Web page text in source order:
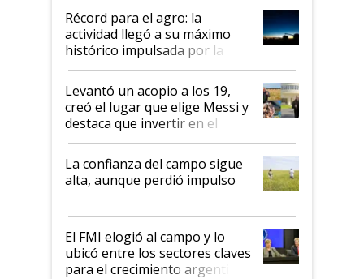
diez dólares y sostuvo el
liderazgo en un semestre
récord
Récord para el agro: la
actividad llegó a su máximo
histórico impulsada por la
cosecha y las exportaciones
Levantó un acopio a los 19,
creó el lugar que elige Messi y
destaca que invertir en el
kirchnerismo era como "darle
plata a un hijo para droga":
Juan Félix Rossetti, el libertario
que de una dura crisis salió
de Milei
La confianza del campo sigue
alta, aunque perdió impulso
El FMI elogió al campo y lo
ubicó entre los sectores claves
para el crecimiento argentino